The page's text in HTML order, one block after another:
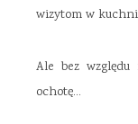
wizytom w kuchni
Ale bez
ochotę…